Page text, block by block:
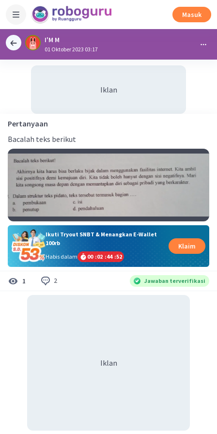
Masuk
I'M M
01 Oktober 2023 03:17
Iklan
Pertanyaan
Bacalah teks berikut
Ikuti Tryout SNBT & Menangkan E-Wallet
100rb
Habis dalam
00 :02 :44 :52
Klaim
1 2 Jawaban terverifikasi
Iklan